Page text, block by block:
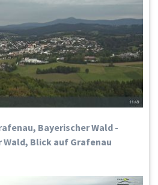
Bayerischer Wald -
Blick auf Grafenau